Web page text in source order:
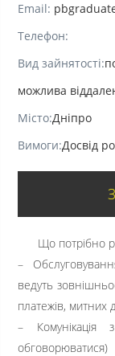
Email:
Телефон:
Вид зайнятості:
можлива
Місто:Дніпро
Вимоги:Досвід
Що потрібно
–
ведуть
платежів, митних
– Комунікація
обговорюватися)